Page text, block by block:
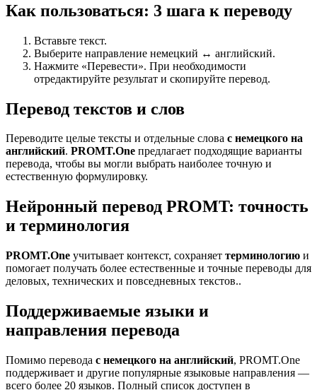
Как пользоваться: 3 шага к переводу
Вставьте текст.
Выберите направление немецкий ↔ английский.
Нажмите «Перевести». При необходимости
отредактируйте результат и скопируйте перевод.
Перевод текстов и слов
Переводите целые тексты и отдельные слова с немецкого на
английский. PROMT.One предлагает подходящие варианты
перевода, чтобы вы могли выбрать наиболее точную и
естественную формулировку.
Нейронный перевод PROMT: точность
и терминология
PROMT.One учитывает контекст, сохраняет терминологию и
помогает получать более естественные и точные переводы для
деловых, технических и повседневных текстов..
Поддерживаемые языки и
направления перевода
Помимо перевода с немецкого на английский, PROMT.One
поддерживает и другие популярные языковые направления —
всего более 20 языков. Полный список доступен в